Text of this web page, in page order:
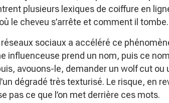
plusieurs lexiques de coiffure en
le cheveu s’arrête et comment il tombe.
sociaux a accéléré ce
influenceuse prend un nom, puis ce
avouons-le, demander un wolf cut
dégradé très texturisé. Le risque, en
pas ce que l’on met derrière ces mots.